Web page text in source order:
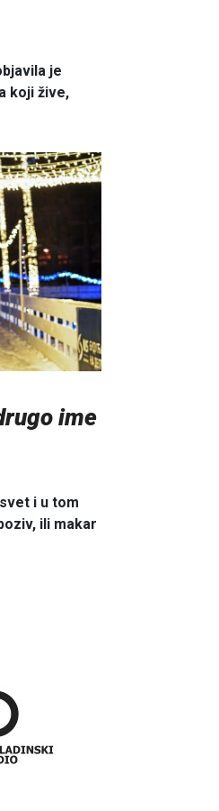
je
koji žive,
ime
i u tom
ili makar